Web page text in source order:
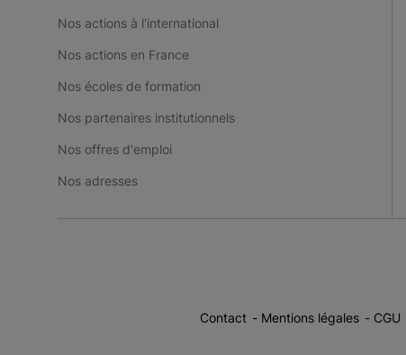
Nos actions à l'international
Nos actions en France
Nos écoles de formation
Nos partenaires institutionnels
Nos offres d'emploi
Nos adresses
Contact Mentions légales CGU